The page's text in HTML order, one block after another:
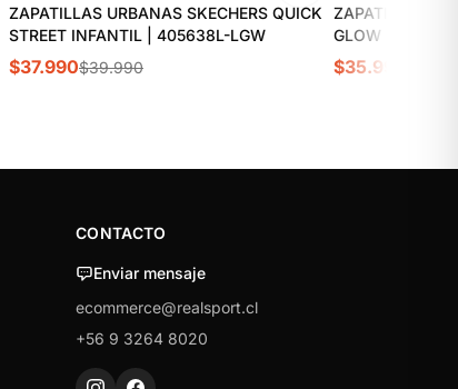
ZAPATILLAS URBANAS SKECHERS QUICK
STREET INFANTIL | 405638L-LGW
$37.990$39.990
ZAPATILLAS
GLOW ULTRA
$35.990
CONTACTO
Enviar mensaje
ecommerce@realsport.cl
+56 9 3264 8020